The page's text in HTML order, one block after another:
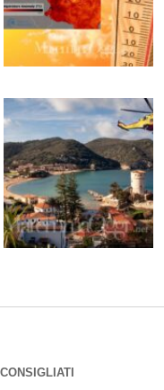
CONSIGLIATI